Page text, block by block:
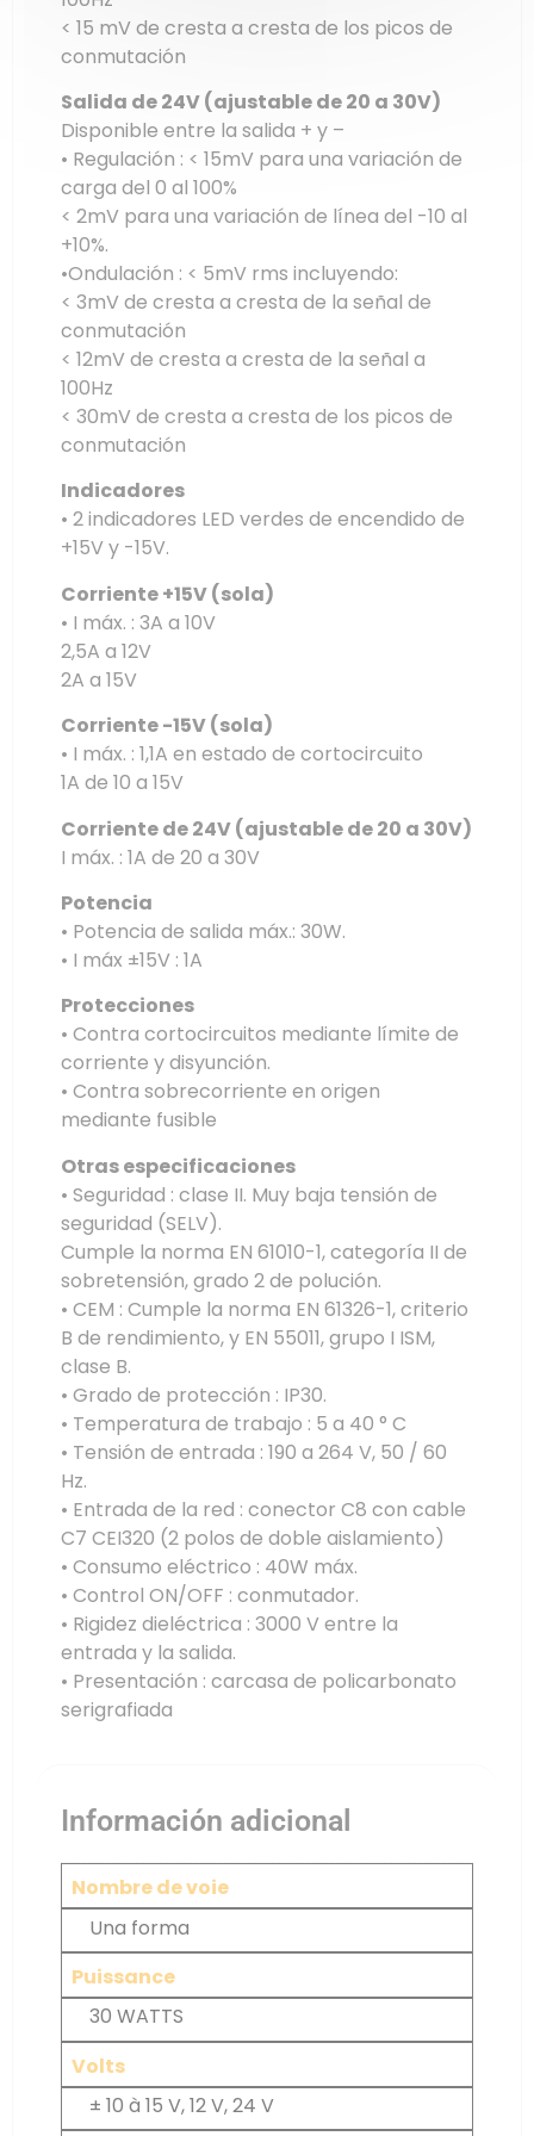
< 15 mV de cresta a cresta de los picos de
conmutación
Salida de 24V (ajustable de 20 a 30V)
Disponible entre la salida + y –
• Regulación : < 15mV para una variación de
carga del 0 al 100%
< 2mV para una variación de línea del -10 al
+10%.
•Ondulación : < 5mV rms incluyendo:
< 3mV de cresta a cresta de la señal de
conmutación
< 12mV de cresta a cresta de la señal a
100Hz
< 30mV de cresta a cresta de los picos de
conmutación
Indicadores
• 2 indicadores LED verdes de encendido de
+15V y -15V.
Corriente +15V (sola)
• I máx. : 3A a 10V
2,5A a 12V
2A a 15V
Corriente -15V (sola)
• I máx. : 1,1A en estado de cortocircuito
1A de 10 a 15V
Corriente de 24V (ajustable de 20 a 30V)
I máx. : 1A de 20 a 30V
Potencia
• Potencia de salida máx.: 30W.
• I máx ±15V : 1A
Protecciones
• Contra cortocircuitos mediante límite de
corriente y disyunción.
• Contra sobrecorriente en origen
mediante fusible
Otras especificaciones
• Seguridad : clase II. Muy baja tensión de
seguridad (SELV).
Cumple la norma EN 61010-1, categoría II de
sobretensión, grado 2 de polución.
• CEM : Cumple la norma EN 61326-1, criterio
B de rendimiento, y EN 55011, grupo I ISM,
clase B.
• Grado de protección : IP30.
• Temperatura de trabajo : 5 a 40 ° C
• Tensión de entrada : 190 a 264 V, 50 / 60
Hz.
• Entrada de la red : conector C8 con cable
C7 CEI320 (2 polos de doble aislamiento)
• Consumo eléctrico : 40W máx.
• Control ON/OFF : conmutador.
• Rigidez dieléctrica : 3000 V entre la
entrada y la salida.
• Presentación : carcasa de policarbonato
serigrafiada
Información adicional
Nombre de voie
Una forma
Puissance
30 WATTS
Volts
± 10 à 15 V, 12 V, 24 V